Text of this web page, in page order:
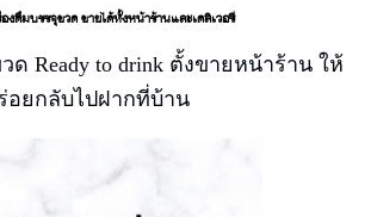
องดื่มบรรจุขวด ขายได้ทั้งหน้าร้านและเดลิเวอรี
ด Ready to drink ตั้งขายหน้าร้าน ให้
อยกลับไปฝากที่บ้าน